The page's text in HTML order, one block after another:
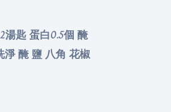
湯匙 蛋白0.5個 醃
醃 鹽 八角 花椒